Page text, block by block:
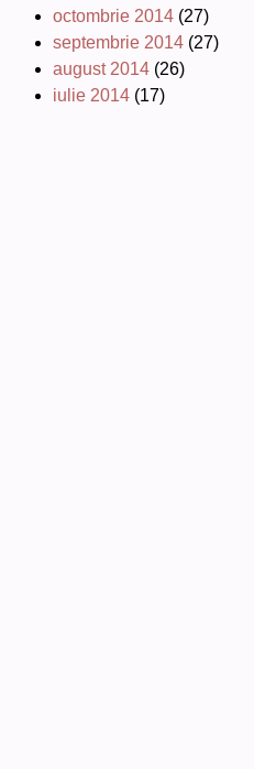
octombrie 2014 (27)
septembrie 2014 (27)
august 2014 (26)
iulie 2014 (17)